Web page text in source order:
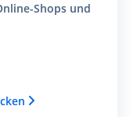
Shops und